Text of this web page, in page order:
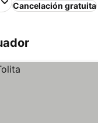
Cancelación gratuita